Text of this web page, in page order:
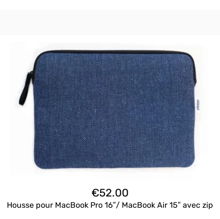
€52.00
Housse pour MacBook Pro 16″/ MacBook Air 15″ avec zip